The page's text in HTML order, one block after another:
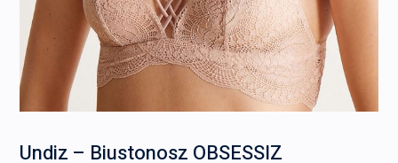
Undiz – Biustonosz OBSESSIZ